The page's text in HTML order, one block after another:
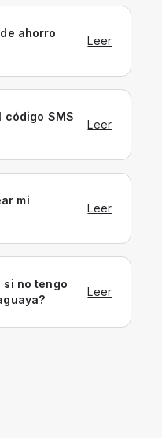
ahorro
Leer
código SMS
Leer
mi
Leer
si no tengo
Leer